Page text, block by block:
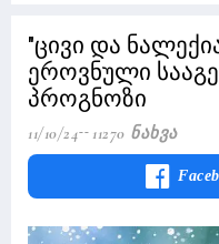
"ცივი და
ეროვნული
პროგნოზი
11/10/24 11270 Ნახვა